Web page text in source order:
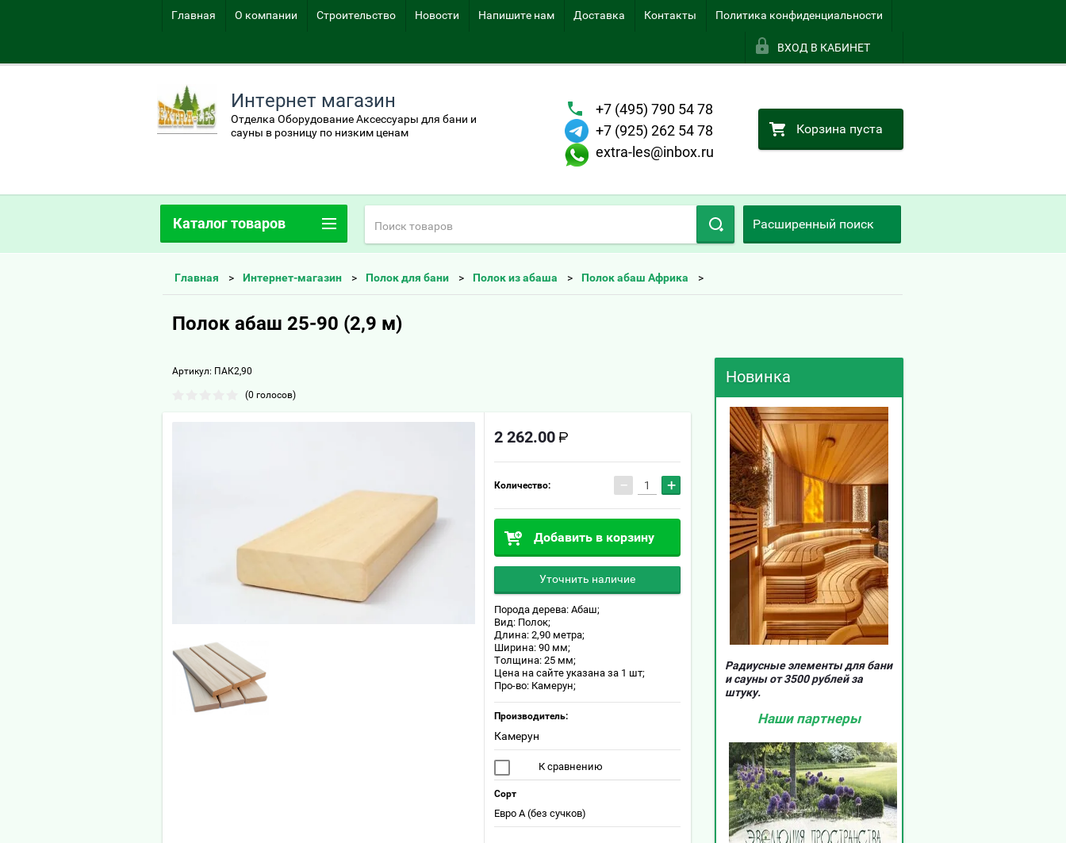
Главная О компании Строительство Новости Напишите нам Доставка Контакты Политика конфиденциальности
ВХОД В КАБИНЕТ
Интернет магазин
Отделка Оборудование Аксессуары для бани и
сауны в розницу по низким ценам
+7 (495) 790 54 78
+7 (925) 262 54 78
extra-les@inbox.ru
Корзина пуста
Расширенный поиск
Главная Интернет-магазин Полок для бани Полок из абаша Полок абаш Африка
Полок абаш 25-90 (2,9 м)
Артикул: ПАК2,90
(0 голосов)
2 262.00
Количество: − +
Добавить в корзину
Уточнить наличие
Порода дерева: Абаш;
Вид: Полок;
Длина: 2,90 метра;
Ширина: 90 мм;
Толщина: 25 мм;
Цена на сайте указана за 1 шт;
Про-во: Камерун;
Производитель:
Камерун
К сравнению
Сорт
Евро А (без сучков)
Каталог товаров
Новинка
Радиусные элементы для бани
и сауны от 3500 рублей за
штуку.
Наши партнеры